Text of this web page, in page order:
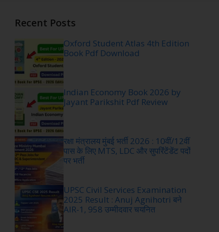
Recent Posts
Oxford Student Atlas 4th Edition
Book Pdf Download
Indian Economy Book 2026 by
Jayant Parikshit Pdf Review
रक्षा मंत्रालय मुंबई भर्ती 2026 : 10वीं/12वीं
पास के लिए MTS, LDC और सुपरिंटेंडेंट पदों
पर भर्ती
UPSC Civil Services Examination
2025 Result : Anuj Agnihotri बने
AIR-1, 958 उम्मीदवार चयनित